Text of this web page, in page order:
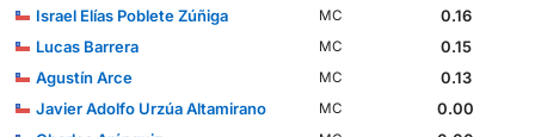
Israel Elías Poblete Zúñiga
MC
0.16
Lucas Barrera
MC
0.15
Agustín Arce
MC
0.13
Javier Adolfo Urzúa Altamirano
MC
0.00